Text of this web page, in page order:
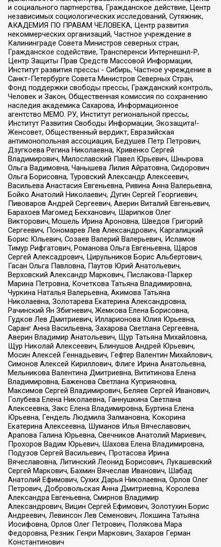
и социального партнерства, Гражданское действие, Центр
независимых социологических исследований, Сутяжник,
АКАДЕМИЯ ПО ПРАВАМ ЧЕЛОВЕКА, Центр развития
некоммерческих организаций, Частное учреждение в
Калининграде Совета Министров северных стран,
Гражданское содействие, Трансперенси Интернешнл-Р,
Центр Защиты Прав Средств Массовой Информации,
Институт развития прессы - Сибирь, Частное учреждение в
Санкт-Петербурге Совета Министров Северных Стран,
Фонд поддержки свободы прессы, Гражданский контроль,
Человек и Закон, Общественная комиссия по сохранению
наследия академика Сахарова, Информационное
агентство МЕМО. РУ, Институт региональной прессы,
Институт Развития Свободы Информации, Экозащита!-
Женсовет, Общественный вердикт, Евразийская
антимонопольная ассоциация, Бедушев Петр Петрович,
Дзугкоева Регина Николаевна, Кривенко Сергей
Владимирович, Милославский Павел Юрьевич, Шнырова
Ольга Вадимовна, Чанышева Лилия Айратовна, Сидорович
Ольга Борисовна, Туровский Александр Алексеевич,
Васильева Анастасия Евгеньевна, Ривина Анна Валерьевна,
Бойко Анатолий Николаевич, Дугин Сергей Георгиевич,
Пивоваров Андрей Сергеевич, Аверин Виталий Евгеньевич,
Барахоев Магомед Бекханович, Шарипков Олег
Викторович, Мошель Ирина Ароновна, Шведов Григорий
Сергеевич, Пономарев Лев Александрович, Каргалицкий
Борис Юльевич, Созаев Валерий Валерьевич, Исламов
Тимур Рифгатович, Романова Ольга Евгеньевна, Щаров
Сергей Алексадрович, Цирульников Борис Альбертович,
Гасан Ольга Павловна, Паутов Юрий Анатольевич,
Верховский Александр Маркович, Пислакова-Паркер
Марина Петровна, Кочеткова Татьяна Владимировна,
Чуркина Наталья Валерьевна, Акимова Татьяна
Николаевна, Золотарева Екатерина Александровна,
Рачинский Ян Збигневич, Жемкова Елена Борисовна,
Гудков Лев Дмитриевич, Илларионова Юлия Юрьевна,
Саранг Анна Васильевна, Захарова Светлана Сергеевна,
Аверин Владимир Анатольевич, Щур Татьяна Михайловна,
Щур Николай Алексеевич, Блинушов Андрей Юрьевич,
Мосин Алексей Геннадьевич, Гефтер Валентин Михайлович,
Симонов Алексей Кириллович, Флиге Ирина Анатольевна,
Мельникова Валентина Дмитриевна, Вититинова Елена
Владимировна, Баженова Светлана Куприяновна,
Максимов Сергей Владимирович, Беляев Сергей Иванович,
Голубева Елена Николаевна, Ганнушкина Светлана
Алексеевна, Закс Елена Владимировна, Буртина Елена
Юрьевна, Гендель Людмила Залмановна, Кокорина
Екатерина Алексеевна, Шуманов Илья Вячеславович,
Арапова Галина Юрьевна, Свечников Анатолий Мариевич,
Прохоров Вадим Юрьевич, Шахова Елена Владимировна,
Подузов Сергей Васильевич, Протасова Ирина
Вячеславовна, Литинский Леонид Борисович, Лукашевский
Сергей Маркович, Бахмин Вячеслав Иванович, Шабад
Анатолий Ефимович, Сухих Дарья Николаевна, Орлов Олег
Петрович, Добровольская Анна Дмитриевна, Королева
Александра Евгеньевна, Смирнов Владимир
Александрович, Вицин Сергей Ефимович, Золотухин Борис
Андреевич, Левинсон Лев Семенович, Локшина Татьяна
Иосифовна, Орлов Олег Петрович, Полякова Мара
Федоровна, Резник Генри Маркович, Захаров Герман
Константинович